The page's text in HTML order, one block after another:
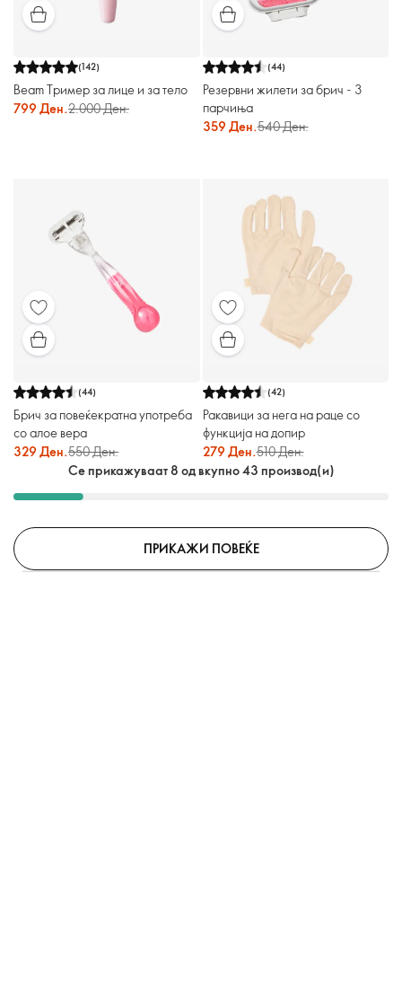
(142)
Beam Тример за лице и за тело
799 Ден.2.000 Ден.
(44)
Резервни жилети за брич - 3
парчиња
359 Ден.540 Ден.
(44)
Брич за повеќекратна употреба
со алое вера
329 Ден.550 Ден.
(42)
Ракавици за нега на раце со
функција на допир
279 Ден.510 Ден.
Се прикажуваат 8 од вкупно 43 производ(и)
ПРИКАЖИ ПОВЕЌЕ